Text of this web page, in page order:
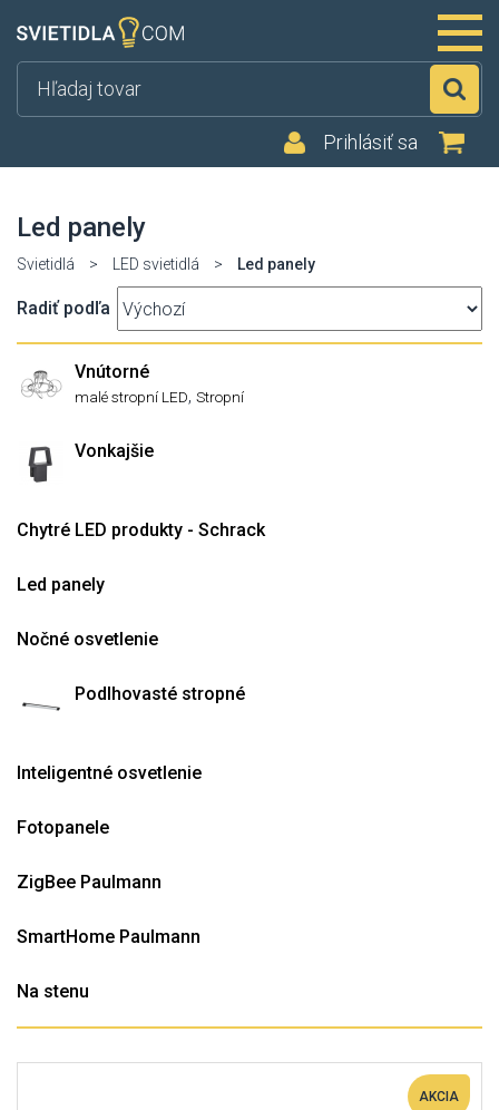
Prihlásiť sa
Led panely
Svietidlá > LED svietidlá > Led panely
Radiť podľa
Vnútorné
malé stropní LED, Stropní
Vonkajšie
Chytré LED produkty - Schrack
Led panely
Nočné osvetlenie
Podlhovasté stropné
Inteligentné osvetlenie
Fotopanele
ZigBee Paulmann
SmartHome Paulmann
Na stenu
AKCIA